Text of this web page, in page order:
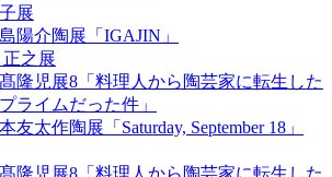
展
陽介陶展「IGAJIN」
正之展
隆児展8「料理人から陶芸家に転生した
ライムだった件」
友太作陶展「Saturday, September 18」
隆児展8「料理人から陶芸家に転生した